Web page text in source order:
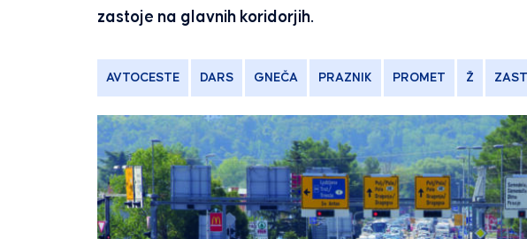
zastoje na glavnih koridorjih.
AVTOCESTE DARS GNEČA PRAZNIK PROMET Ž